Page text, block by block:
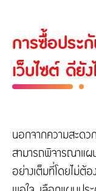
การซื้อประ
เว็บไซต์ ดียัง
นอกจากความสะด
สามารถพิจารณาแ
อย่างเต็มที่โดยไม่ต้